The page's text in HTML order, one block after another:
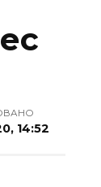
14:52